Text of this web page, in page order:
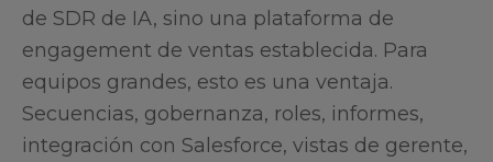
de SDR de IA, sino una plataforma de
engagement de ventas establecida. Para
equipos grandes, esto es una ventaja.
Secuencias, gobernanza, roles, informes,
integración con Salesforce, vistas de gerente,